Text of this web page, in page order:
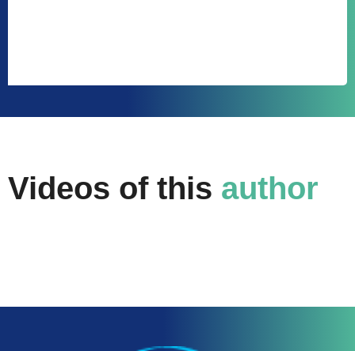
Videos of this author